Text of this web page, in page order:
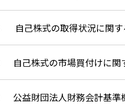
自己株式の取得状況に関
自己株式の市場買付けに関
公益財団法人財務会計基